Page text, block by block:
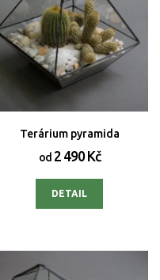
Terárium pyramida
od2 490 Kč
DETAIL